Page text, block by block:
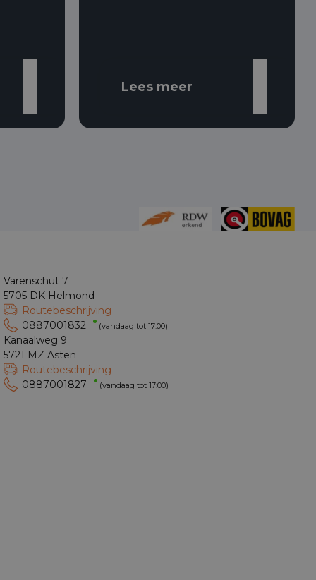
Lees meer
Varenschut 7
5705 DK Helmond
Routebeschrijving
0887001832
(vandaag tot 17:00)
Kanaalweg 9
5721 MZ Asten
Routebeschrijving
0887001827
(vandaag tot 17:00)